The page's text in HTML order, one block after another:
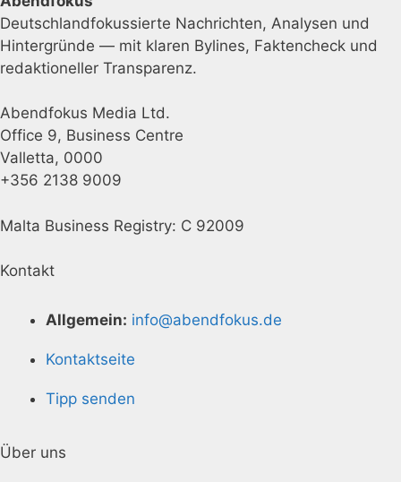
Deutschlandfokussierte Nachrichten, Analysen und
Hintergründe — mit klaren Bylines, Faktencheck und
redaktioneller Transparenz.
Abendfokus Media Ltd.
Office 9, Business Centre
Valletta, 0000
+356 2138 9009
Malta Business Registry: C 92009
Kontakt
Allgemein: info@abendfokus.de
Kontaktseite
Tipp senden
Über uns